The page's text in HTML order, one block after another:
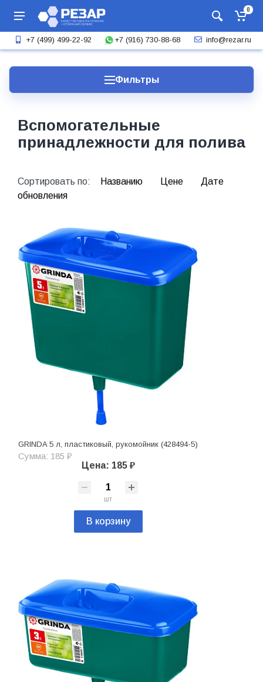
0
+7 (499) 499-22-92 +7 (916) 730-88-68 info@rezar.ru
Фильтры
Вспомогательные
принадлежности для полива
Сортировать по: Названию Цене
Дате
обновления
GRINDA 5 л, пластиковый, рукомойник (428494-5)
Сумма: 185 ₽
Цена: 185 ₽
шт
В корзину